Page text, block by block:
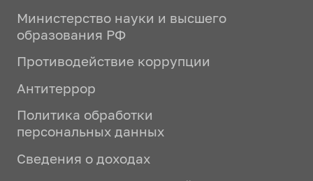
Министерство науки и высшего
образования РФ
Противодействие коррупции
Антитеррор
Политика обработки
персональных данных
Сведения о доходах